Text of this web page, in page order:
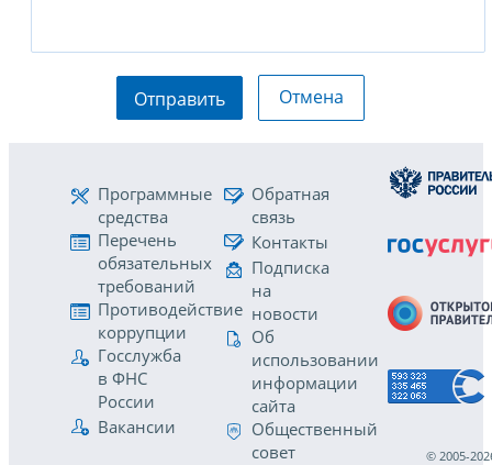
Отправить Отмена
Программные
средства
Перечень
обязательных
требований
Противодействие
коррупции
Госслужба
в ФНС
России
Вакансии
Обратная
связь
Контакты
Подписка
на
новости
Об
использовании
информации
сайта
Общественный
совет
© 2005-